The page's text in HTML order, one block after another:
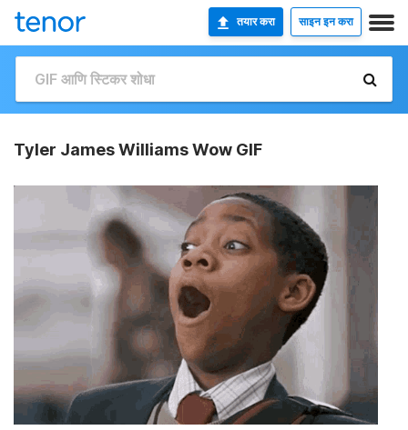
तयार करा साइन इन करा
Tyler James Williams Wow GIF